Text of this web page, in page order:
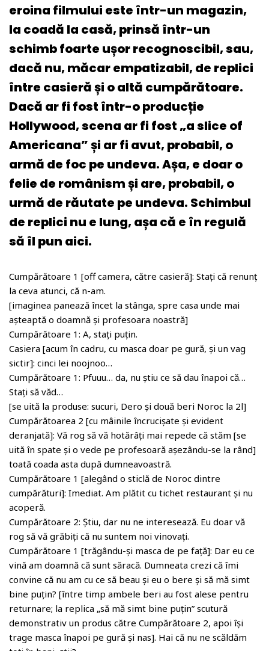
eroina filmului este într-un magazin,
la coadă la casă, prinsă într-un
schimb foarte ușor recognoscibil, sau,
dacă nu, măcar empatizabil, de replici
între casieră și o altă cumpărătoare.
Dacă ar fi fost într-o producție
Hollywood, scena ar fi fost „a slice of
Americana” și ar fi avut, probabil, o
armă de foc pe undeva. Așa, e doar o
felie de românism și are, probabil, o
urmă de răutate pe undeva. Schimbul
de replici nu e lung, așa că e în regulă
să îl pun aici.
Cumpărătoare 1 [off camera, către casieră]: Stați că renunț
la ceva atunci, că n-am.
[imaginea panează încet la stânga, spre casa unde mai
așteaptă o doamnă și profesoara noastră]
Cumpărătoare 1: A, stați puțin.
Casiera [acum în cadru, cu masca doar pe gură, și un vag
sictir]: cinci lei noojnoo…
Cumpărătoare 1: Pfuuu… da, nu știu ce să dau înapoi că…
Stați să văd…
[se uită la produse: sucuri, Dero și două beri Noroc la 2l]
Cumpărătoarea 2 [cu mâinile încrucișate și evident
deranjată]: Vă rog să vă hotărâți mai repede că stăm [se
uită în spate și o vede pe profesoară așezându-se la rând]
toată coada asta după dumneavoastră.
Cumpărătoare 1 [alegând o sticlă de Noroc dintre
cumpărături]: Imediat. Am plătit cu tichet restaurant și nu
acoperă.
Cumpărătoare 2: Știu, dar nu ne interesează. Eu doar vă
rog să vă grăbiți că nu suntem noi vinovați.
Cumpărătoare 1 [trăgându-și masca de pe față]: Dar eu ce
vină am doamnă că sunt săracă. Dumneata crezi că îmi
convine că nu am cu ce să beau și eu o bere și să mă simt
bine puțin? [între timp ambele beri au fost alese pentru
returnare; la replica „să mă simt bine puțin” scutură
demonstrativ un produs către Cumpărătoare 2, apoi își
trage masca înapoi pe gură și nas]. Hai că nu ne scăldăm